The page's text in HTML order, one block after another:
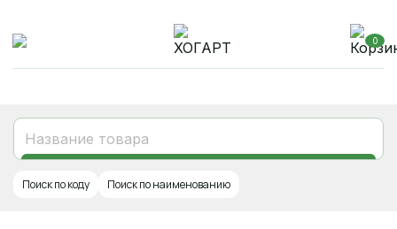
0
Поиск по коду Поиск по наименованию